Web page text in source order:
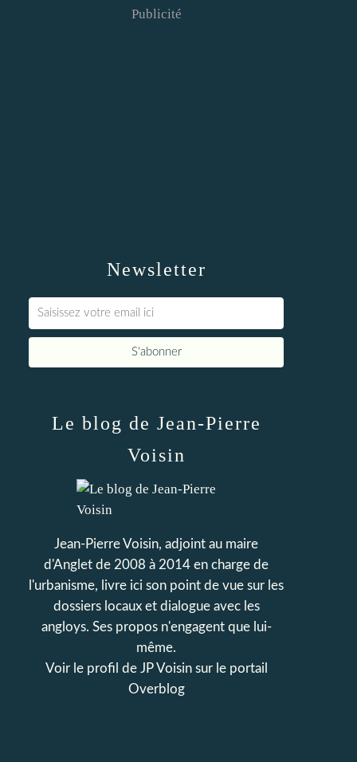
Newsletter
Publicité
Le blog de Jean-Pierre
Voisin
Jean-Pierre Voisin, adjoint au maire
d'Anglet de 2008 à 2014 en charge de
l'urbanisme, livre ici son point de vue sur les
dossiers locaux et dialogue avec les
angloys. Ses propos n'engagent que lui-
même.
Voir le profil de JP Voisinsur le portail
Overblog